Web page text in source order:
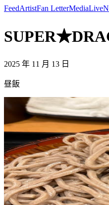
FeedArtistFan LetterMediaLive
2025 年 11 月 13 日
昼飯